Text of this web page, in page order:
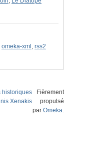
omeka-xml , rss2
historiques
Xenakis
Fièrement
propulsé
par Omeka.